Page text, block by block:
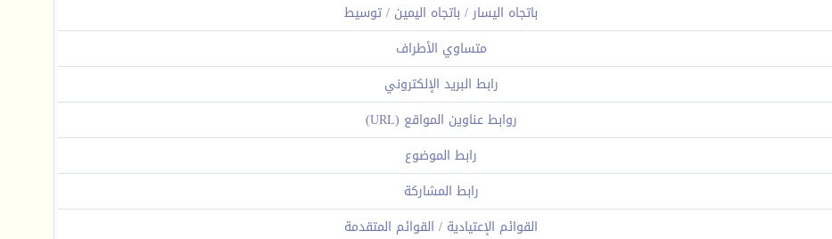
باتجاه اليسار / باتجاه اليمين / توسيط
متساوي الأطراف
رابط البريد الإلكتروني
روابط عناوين المواقع (URL)
رابط الموضوع
رابط المشاركة
القوائم الإعتيادية / القوائم المتقدمة